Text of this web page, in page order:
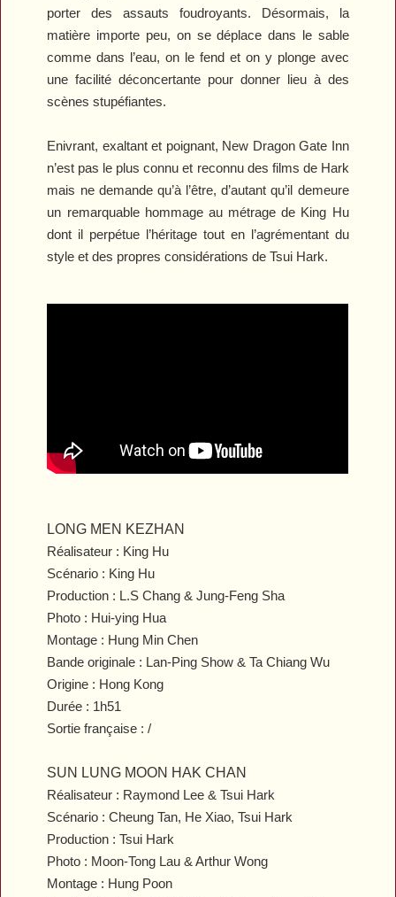
porter des assauts foudroyants. Désormais, la
matière importe peu, on se déplace dans le sable
comme dans l’eau, on le fend et on y plonge avec
une facilité déconcertante pour donner lieu à des
scènes stupéfiantes.
Enivrant, exaltant et poignant, New Dragon Gate Inn
n’est pas le plus connu et reconnu des films de Hark
mais ne demande qu’à l’être, d’autant qu’il demeure
un remarquable hommage au métrage de King Hu
dont il perpétue l’héritage tout en l’agrémentant du
style et des propres considérations de Tsui Hark.
LONG MEN KEZHAN
Réalisateur : King Hu
Scénario : King Hu
Production : L.S Chang & Jung-Feng Sha
Photo : Hui-ying Hua
Montage : Hung Min Chen
Bande originale : Lan-Ping Show & Ta Chiang Wu
Origine : Hong Kong
Durée : 1h51
Sortie française : /
SUN LUNG MOON HAK CHAN
Réalisateur : Raymond Lee & Tsui Hark
Scénario : Cheung Tan, He Xiao, Tsui Hark
Production : Tsui Hark
Photo : Moon-Tong Lau & Arthur Wong
Montage : Hung Poon